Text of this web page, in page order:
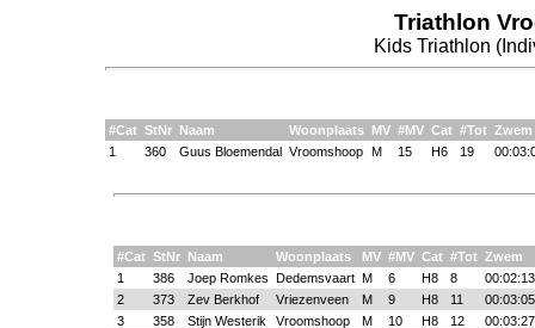
Triathlon
Kids Triathlon
#Cat StNr Naam Woonplaats MV #MV Cat #Tot Zwem
1
360 Guus Bloemendal Vroomshoop M 15 H6 19
#Cat StNr Naam Woonplaats MV #MV Cat #Tot Zwem
1
386 Joep Romkes Dedemsvaart M 6 H8 8
00:02:13
2
373 Zev Berkhof Vriezenveen M 9 H8 11
00:03:05
3
358 Stijn Westerik Vroomshoop M 10 H8 12
00:03:27